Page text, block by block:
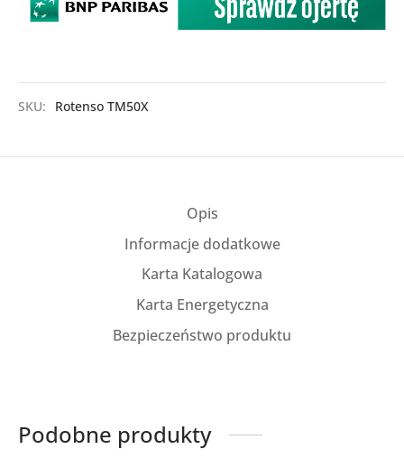
SKU: Rotenso TM50X
Opis
Informacje dodatkowe
Karta Katalogowa
Karta Energetyczna
Bezpieczeństwo produktu
Podobne produkty